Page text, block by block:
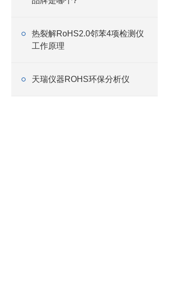
热裂解RoHS2.0邻苯4项检测仪
工作原理
天瑞仪器ROHS环保分析仪